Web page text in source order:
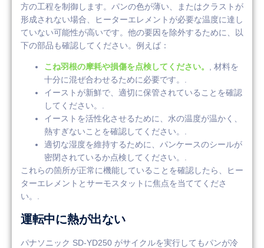
方の工程を制御します。パンの色が薄い、またはクラストが
形成されない場合、ヒーターエレメントが必要な温度に達し
ていない可能性が高いです。他の要因を除外するために、以
下の部品も確認してください。例えば：
こね羽根の摩耗や損傷を点検してください。 , 材料を
十分に混ぜ合わせるために必要です。.
イーストが新鮮で、適切に保管されていることを確認
してください。.
イーストを活性化させるために、水の温度が温かく、
熱すぎないことを確認してください。.
適切な湿度を維持するために、パンケースのシールが
密閉されているか点検してください。.
これらの箇所が正常に機能していることを確認したら、ヒー
ターエレメントとサーモスタットに焦点を当ててくださ
い。.
運転中に熱が出ない
パナソニック SD-YD250 がサイクルを実行してもパンが冷